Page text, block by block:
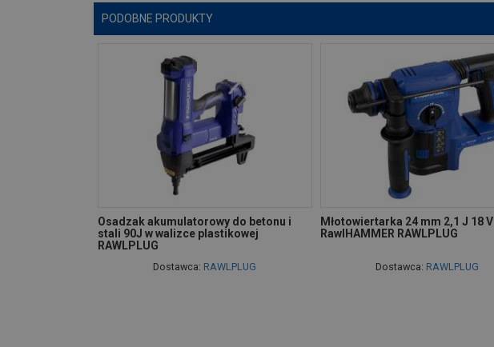
PODOBNE PRODUKTY
Osadzak akumulatorowy do betonu i
stali 90J w walizce plastikowej
RAWLPLUG
Dostawca: RAWLPLUG
Młotowiertarka 24 mm 2,1 J 18 V
RawlHAMMER RAWLPLUG
Dostawca: RAWLPLUG